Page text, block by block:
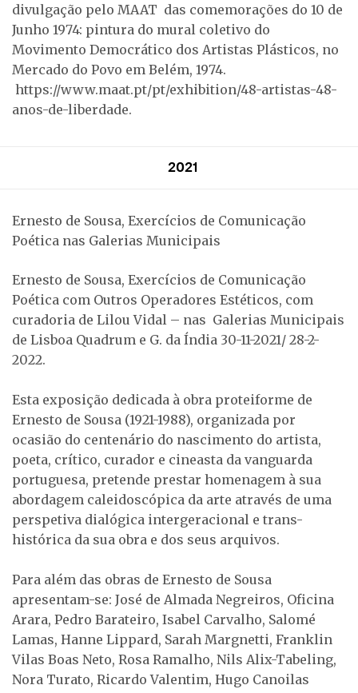
divulgação pelo MAAT das comemorações do 10 de
Junho 1974: pintura do mural coletivo do
Movimento Democrático dos Artistas Plásticos, no
Mercado do Povo em Belém, 1974.
https://www.maat.pt/pt/exhibition/48-artistas-48-
anos-de-liberdade.
2021
Ernesto de Sousa, Exercícios de Comunicação
Poética nas Galerias Municipais
Ernesto de Sousa, Exercícios de Comunicação
Poética com Outros Operadores Estéticos, com
curadoria de Lilou Vidal – nas Galerias Municipais
de Lisboa Quadrum e G. da Índia 30-11-2021/ 28-2-
2022.
Esta exposição dedicada à obra proteiforme de
Ernesto de Sousa (1921-1988), organizada por
ocasião do centenário do nascimento do artista,
poeta, crítico, curador e cineasta da vanguarda
portuguesa, pretende prestar homenagem à sua
abordagem caleidoscópica da arte através de uma
perspetiva dialógica intergeracional e trans-
histórica da sua obra e dos seus arquivos.
Para além das obras de Ernesto de Sousa
apresentam-se: José de Almada Negreiros, Oficina
Arara, Pedro Barateiro, Isabel Carvalho, Salomé
Lamas, Hanne Lippard, Sarah Margnetti, Franklin
Vilas Boas Neto, Rosa Ramalho, Nils Alix-Tabeling,
Nora Turato, Ricardo Valentim, Hugo Canoilas